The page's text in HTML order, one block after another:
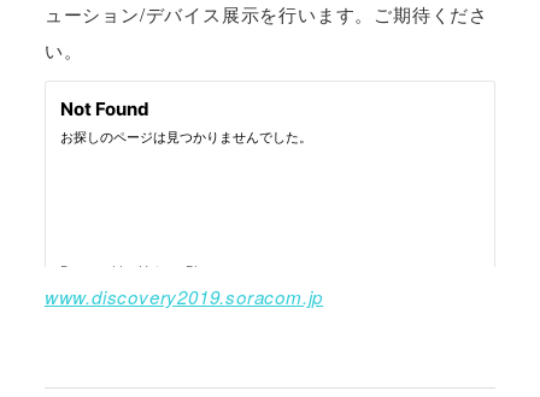
ューション/デバイス展示を行います。ご期待くださ
い。
www.discovery2019.soracom.jp